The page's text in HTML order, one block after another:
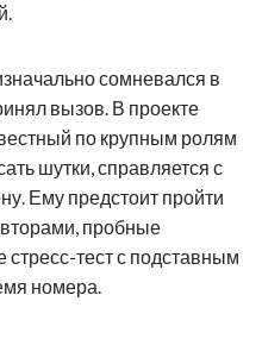
сомневался в
вызов. В проекте
по крупным ролям
шутки, справляется с
Ему предстоит пройти
пробные
стресс-тест с подставным
номера.